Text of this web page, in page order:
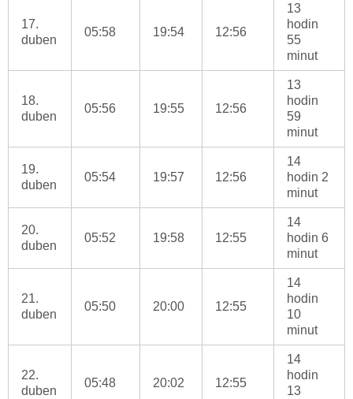
17.
duben
05:58 19:54 12:56
13
hodin
55
minut
18.
duben
05:56 19:55 12:56
13
hodin
59
minut
19.
duben
05:54 19:57 12:56
14
hodin 2
minut
20.
duben
05:52 19:58 12:55
14
hodin 6
minut
21.
duben
05:50 20:00 12:55
14
hodin
10
minut
22.
duben
05:48 20:02 12:55
14
hodin
13